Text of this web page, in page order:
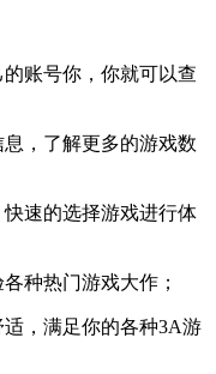
账号你，你就可以查
，了解更多的游戏数
速的选择游戏进行体
种热门游戏大作；
，满足你的各种3A游